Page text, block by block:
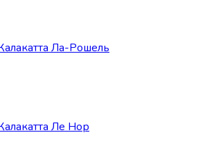
Ла-Рошель
Ле Нор